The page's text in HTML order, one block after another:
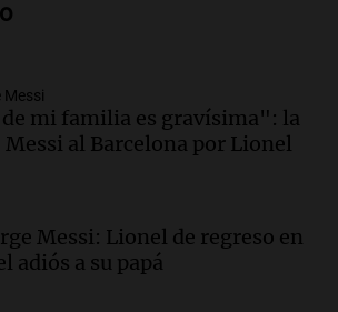
un puente
en Mendoza: un muerto
tras caer dos autos desde
llegará esta noche a
acompañar a su familia
Messi
mi familia es gravísima": la
Messi al Barcelona por Lionel
Messi: Lionel de regreso en
adiós a su papá